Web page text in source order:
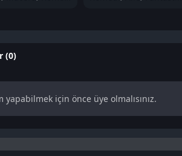
(0)
yapabilmek için önce üye olmalısınız.